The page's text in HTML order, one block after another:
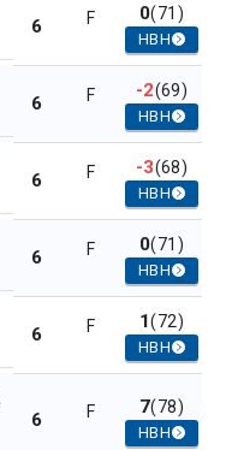
6 F 0(71)
HBH
6 F -2(69)
HBH
6 F -3(68)
HBH
6 F 0(71)
HBH
6 F 1(72)
HBH
6 F 7(78)
HBH